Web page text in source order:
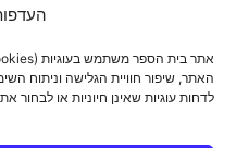
האתר, שיפור חוויית הגלישה וניתוח
לדחות עוגיות שאינן חיוניות או לבחור
מדיניות פרטיות|תנאי